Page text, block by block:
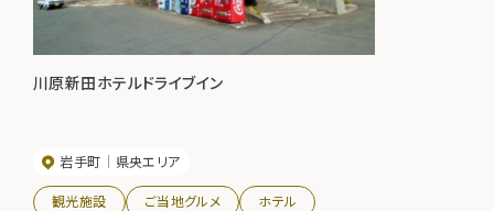
川原新田ホテルドライブイン
岩手町 県央エリア
観光施設 ご当地グルメ ホテル